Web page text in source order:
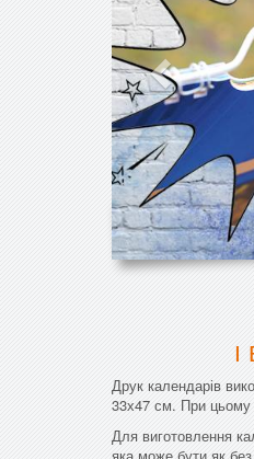
Друк календарів
33х47 см. При
Для виготовлення